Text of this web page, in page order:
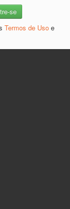
Termos de Uso e